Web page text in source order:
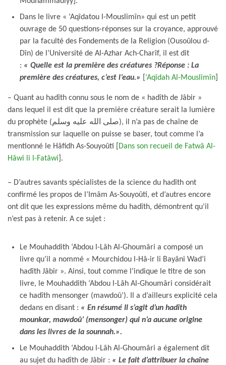
Dans le livre « ‘Aqîdatou l-Mouslimîn» qui est un petit
ouvrage de 50 questions-réponses sur la croyance, approuvé
par la faculté des Fondements de la Religion (Ousoûlou d-
Dîn) de l’Université de Al-Azhar Ach-Charîf, il est dit
: « Quelle est la première des créatures ?Réponse : La
première des créatures, c’est l’eau.»
‘Aqîdah Al-Mouslimîn
– Quant au hadîth connu sous le nom de « hadîth de Jâbir »
dans lequel il est dit que la première créature serait la lumière
du prophète (صلى الله عليه وسلم), il n’a pas de chaîne de
transmission sur laquelle on puisse se baser, tout comme l’a
mentionné le Hâfidh As-Souyoûti [
Dans son recueil de Fatwâ Al-
Hâwi li l-Fatâwi ].
– D’autres savants spécialistes de la science du hadîth ont
confirmé les propos de l’Imâm As-Souyoûti, et d’autres encore
ont dit que les expressions même du hadîth, démontrent qu’il
n’est pas à retenir. A ce sujet :
Le Mouhaddith ‘Abdou l-Lâh Al-Ghoumâri a composé un
livre qu’il a nommé « Mourchidou l-Hâ-ir li Bayâni Wad’i
hadîth Jâbir ». Ainsi, tout comme l’indique le titre de son
livre, le Mouhaddith ‘Abdou l-Lâh Al-Ghoumâri considérait
ce hadîth mensonger (mawdoû’). Il a d’ailleurs explicité cela
dedans en disant : « En résumé Il s’agit d’un hadîth
mounkar, mawdoû’ (mensonger) qui n’a aucune origine
dans les livres de la sounnah.».
Le Mouhaddith ‘Abdou l-Lâh Al-Ghoumâri a également dit
au sujet du hadîth de Jâbir : « Le fait d’attribuer la chaîne